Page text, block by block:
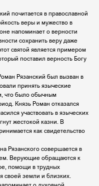
почитается в православной
веры и мужество в
напоминает о верности
сохранить веру даже
святой является примером
поставил верность Богу
Рязанский был вызван в
принять языческие
что было обычным
Князь Роман отказался
участвовать в языческих
жестокой казни. В
как свидетельство
Рязанского совершается в
Верующие обращаются к
помощи в трудных
своей земли и близких.